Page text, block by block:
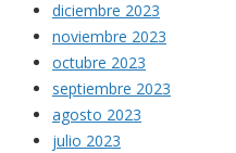
diciembre 2023
noviembre 2023
octubre 2023
septiembre 2023
agosto 2023
julio 2023